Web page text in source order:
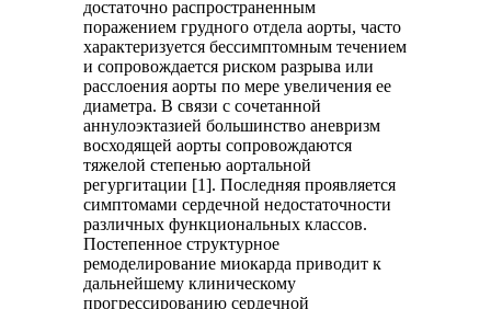
достаточно распространенным
поражением грудного отдела аорты, часто
характеризуется бессимптомным течением
и сопровождается риском разрыва или
расслоения аорты по мере увеличения ее
диаметра. В связи с сочетанной
аннулоэктазией большинство аневризм
восходящей аорты сопровождаются
тяжелой степенью аортальной
регургитации [1]. Последняя проявляется
симптомами сердечной недостаточности
различных функциональных классов.
Постепенное структурное
ремоделирование миокарда приводит к
дальнейшему клиническому
прогрессированию сердечной